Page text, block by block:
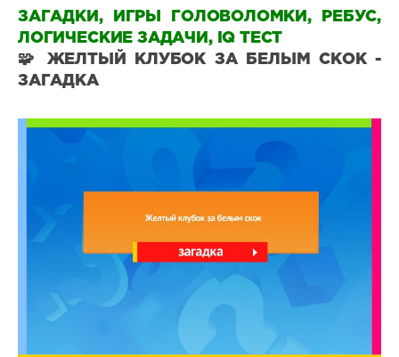
ЗАГАДКИ, ИГРЫ ГОЛОВОЛОМКИ, РЕБУС,
ЛОГИЧЕСКИЕ ЗАДАЧИ, IQ ТЕСТ
🧩 ЖЕЛТЫЙ КЛУБОК ЗА БЕЛЫМ СКОК -
ЗАГАДКА
загадки